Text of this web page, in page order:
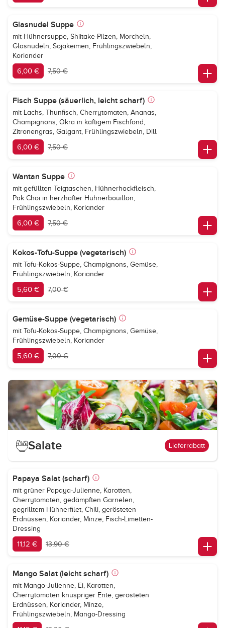
Glasnudel Suppe
mit Hühnersuppe, Shiitake-Pilzen, Morcheln,
Glasnudeln, Sojakeimen, Frühlingszwiebeln,
Koriander
6,00 € 7,50 €
Fisch Suppe (säuerlich, leicht scharf)
mit Lachs, Thunfisch, Cherrytomaten, Ananas,
Champignons, Okra in käftigem Fischfond,
Zitronengras, Galgant, Frühlingszwiebeln, Dill
6,00 € 7,50 €
Wantan Suppe
mit gefüllten Teigtaschen, Hühnerhackfleisch,
Pak Choi in herzhafter Hühnerbouillon,
Frühlingszwiebeln, Koriander
6,00 € 7,50 €
Kokos-Tofu-Suppe (vegetarisch)
mit Tofu-Kokos-Suppe, Champignons, Gemüse,
Frühlingszwiebeln, Koriander
5,60 € 7,00 €
Gemüse-Suppe (vegetarisch)
mit Tofu-Kokos-Suppe, Champignons, Gemüse,
Frühlingszwiebeln, Koriander
5,60 € 7,00 €
Salate Lieferrabatt
Papaya Salat (scharf)
mit grüner Papaya-Julienne, Karotten,
Cherrytomaten, gedämpften Garnelen,
gegrilltem Hühnerfilet, Chili, gerösteten
Erdnüssen, Koriander, Minze, Fisch-Limetten-
Dressing
11,12 € 13,90 €
Mango Salat (leicht scharf)
mit Mango-Julienne, Ei, Karotten,
Cherrytomaten knuspriger Ente, gerösteten
Erdnüssen, Koriander, Minze,
Frühlingszwiebeln, Mango-Dressing